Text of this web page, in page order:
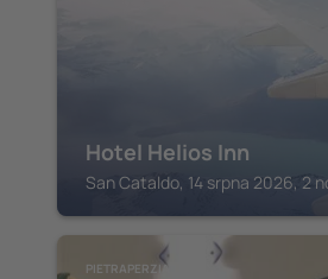
Hotel Helios Inn
San Cataldo, 14 srpna 2026, 2
PIETRAPERZIA